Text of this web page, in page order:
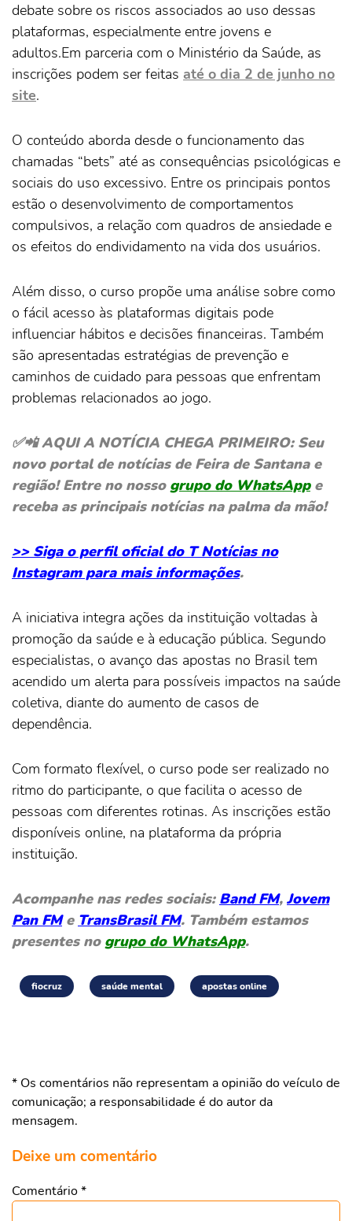
debate sobre os riscos associados ao uso dessas
plataformas, especialmente entre jovens e
adultos.Em parceria com o Ministério da Saúde, as
inscrições podem ser feitas até o dia 2 de junho no
site.
O conteúdo aborda desde o funcionamento das
chamadas “bets” até as consequências psicológicas e
sociais do uso excessivo. Entre os principais pontos
estão o desenvolvimento de comportamentos
compulsivos, a relação com quadros de ansiedade e
os efeitos do endividamento na vida dos usuários.
Além disso, o curso propõe uma análise sobre como
o fácil acesso às plataformas digitais pode
influenciar hábitos e decisões financeiras. Também
são apresentadas estratégias de prevenção e
caminhos de cuidado para pessoas que enfrentam
problemas relacionados ao jogo.
✅📲 AQUI A NOTÍCIA CHEGA PRIMEIRO: Seu
novo portal de notícias de Feira de Santana e
região! Entre no nosso grupo do WhatsAppe
receba as principais notícias na palma da mão!
>> Siga o perfil oficial do T Notícias no
Instagram para mais informações.
A iniciativa integra ações da instituição voltadas à
promoção da saúde e à educação pública. Segundo
especialistas, o avanço das apostas no Brasil tem
acendido um alerta para possíveis impactos na saúde
coletiva, diante do aumento de casos de
dependência.
Com formato flexível, o curso pode ser realizado no
ritmo do participante, o que facilita o acesso de
pessoas com diferentes rotinas. As inscrições estão
disponíveis online, na plataforma da própria
instituição.
Acompanhe nas redes sociais: Band FM, Jovem
Pan FMe TransBrasil FM. Também estamos
presentes no grupo do WhatsApp.
fiocruz saúde mental apostas online
* Os comentários não representam a opinião do veículo de
comunicação; a responsabilidade é do autor da
mensagem.
Deixe um comentário
Comentário*